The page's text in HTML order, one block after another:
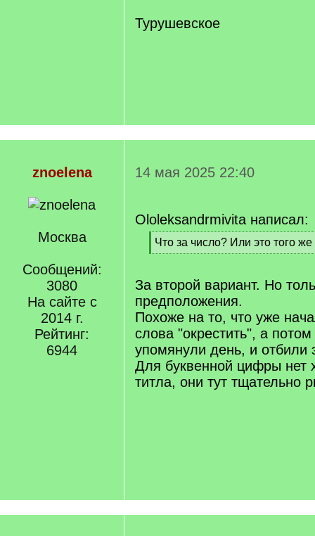
q
]
Турушевское
znoelena
Москва
Сообщений:
3080
На сайте с
2014 г.
Рейтинг:
6944
14 мая 2025 22:40
Ololeksandrmivita написал:
[
q
Что за число? Или это того
[
q
]
За второй вариант. Но
предположения.
Похоже на то, что уже
слова "окрестить", а
упомянули день, и отбили
Для буквенной цифры нет
титла, они тут тщательно